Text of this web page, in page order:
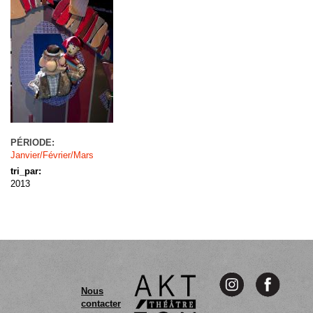
PÉRIODE:
Janvier/Février/Mars
tri_par:
2013
Nous
contacter